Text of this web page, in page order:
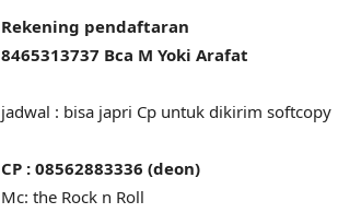
Rekening pendaftaran
8465313737 Bca M Yoki Arafat
jadwal : bisa japri Cp untuk dikirim softcopy
CP : 08562883336 (deon)
Mc: the Rock n Roll